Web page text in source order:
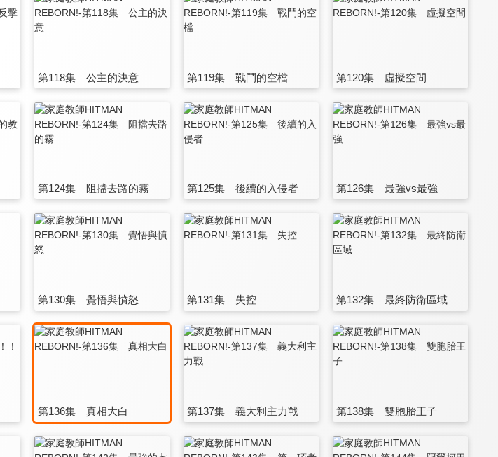
第118集 公主的決意 第119集 戰鬥的空檔 第120集 虛擬空間
第124集 阻擋去路的霧 第125集 後續的入侵者 第126集 最強vs最強
第130集 覺悟與憤怒 第131集 失控 第132集 最終防衛區域
第136集 真相大白 第137集 義大利主力戰 第138集 雙胞胎王子